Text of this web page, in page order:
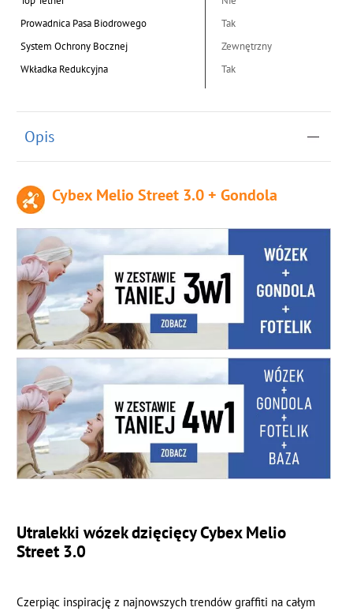
Prowadnica Pasa Biodrowego
Tak
System Ochrony Bocznej
Zewnętrzny
Wkładka Redukcyjna
Tak
Opis
Cybex Melio Street 3.0 + Gondola
Utralekki wózek dzięcięcy Cybex Melio
Street 3.0
Czerpiąc inspirację z najnowszych trendów graffiti na całym